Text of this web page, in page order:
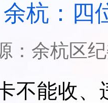
余杭：四
： 余杭区
不能收